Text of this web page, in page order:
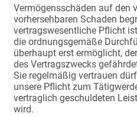
Vermögensschäden auf den
vorhersehbaren Schaden
vertragswesentliche Pflicht
die ordnungsgemäße
überhaupt erst ermöglicht,
des Vertragszwecks
Sie regelmäßig vertrauen
unsere Pflicht zum
vertraglich geschuldeten
wird.